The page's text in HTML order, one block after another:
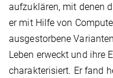
aufzuklären, mit denen
er mit Hilfe von
ausgestorbene
Leben erweckt und ihre
charakterisiert. Er fand